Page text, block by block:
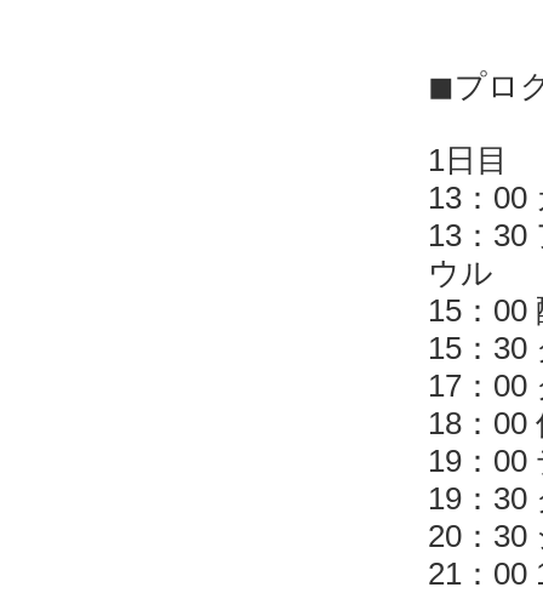
◼︎プロ
1日目
13：00
13：30
ウル
15：00
15：30
17：00
18：00
19：00
19：30
20：30
21：00